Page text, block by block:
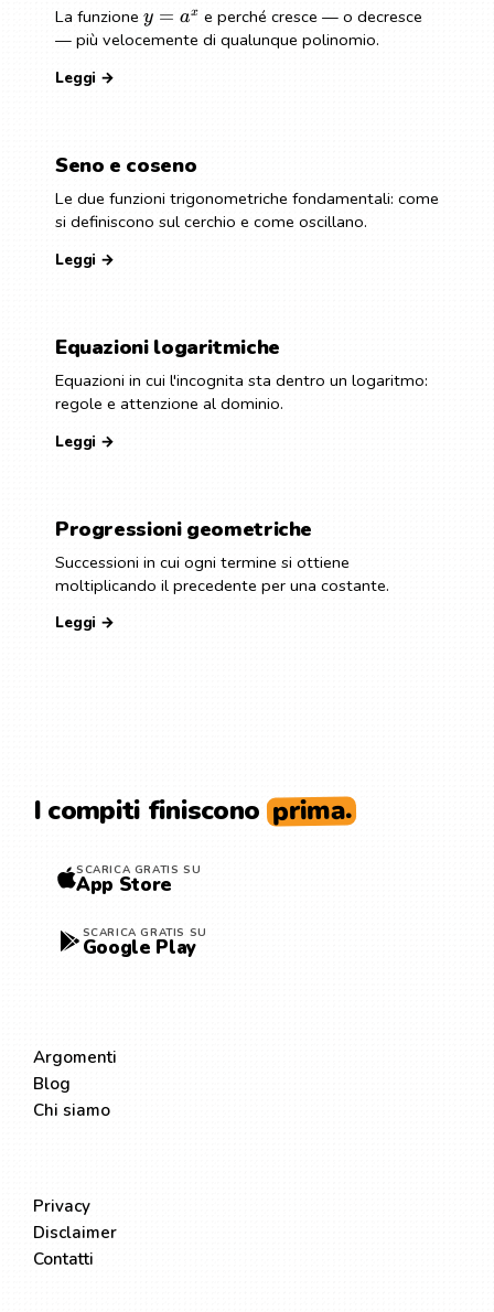
La funzione y = ax e perché cresce — o decresce
— più velocemente di qualunque polinomio.
Leggi →
Seno e coseno
Le due funzioni trigonometriche fondamentali: come
si definiscono sul cerchio e come oscillano.
Leggi →
Equazioni logaritmiche
Equazioni in cui l'incognita sta dentro un logaritmo:
regole e attenzione al dominio.
Leggi →
Progressioni geometriche
Successioni in cui ogni termine si ottiene
moltiplicando il precedente per una costante.
Leggi →
I compiti finiscono prima.
SCARICA GRATIS SU
App Store
SCARICA GRATIS SU
Google Play
Argomenti
Blog
Chi siamo
Privacy
Disclaimer
Contatti